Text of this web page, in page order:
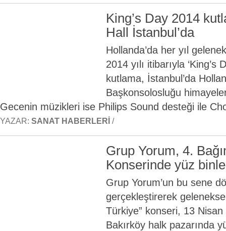
King’s Day 2014
Hall İstanbul’da
Hollanda’da her yıl
2014 yılı itibarıyla ‘King’s
kutlama, İstanbul’da
Başkonsolosluğu
Gecenin müzikleri ise Philips Sound desteği ile
YAZAR: SANAT HABERLERI /
Grup Yorum, 4.
Konserinde yüz
Grup Yorum’un bu sene
gerçekleştirerek
Türkiye” konseri, 13
Bakırköy halk pazarında